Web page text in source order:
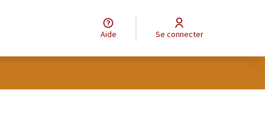
Aide Se connecter